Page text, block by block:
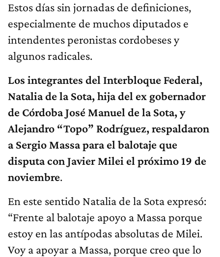
Estos días sin jornadas de definiciones,
especialmente de muchos diputados e
intendentes peronistas cordobeses y
algunos radicales.
Los integrantes del Interbloque Federal,
Natalia de la Sota, hija del ex gobernador
de Córdoba José Manuel de la Sota, y
Alejandro “Topo” Rodríguez, respaldaron
a Sergio Massa para el balotaje que
disputa con Javier Milei el próximo 19 de
noviembre.
En este sentido Natalia de la Sota expresó:
“Frente al balotaje apoyo a Massa porque
estoy en las antípodas absolutas de Milei.
Voy a apoyar a Massa, porque creo que lo